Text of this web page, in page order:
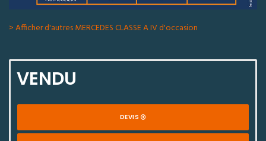
> Afficher d'autres MERCEDES CLASSE A IV d'occasion
VENDU
DEVIS